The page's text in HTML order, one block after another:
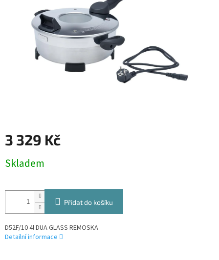
3 329 Kč
cena:
Skladem
Přidat do košíku
D52F/10 4l DUA GLASS REMOSKA
Detailní informace